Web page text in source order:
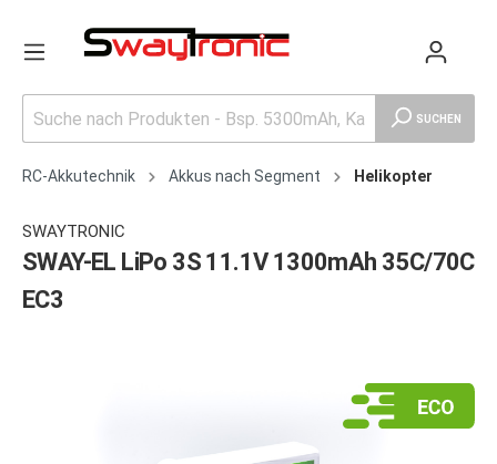
SUCHEN
RC-Akkutechnik Akkus nach Segment Helikopter
SWAYTRONIC
SWAY-EL LiPo 3S 11.1V 1300mAh 35C/70C
EC3